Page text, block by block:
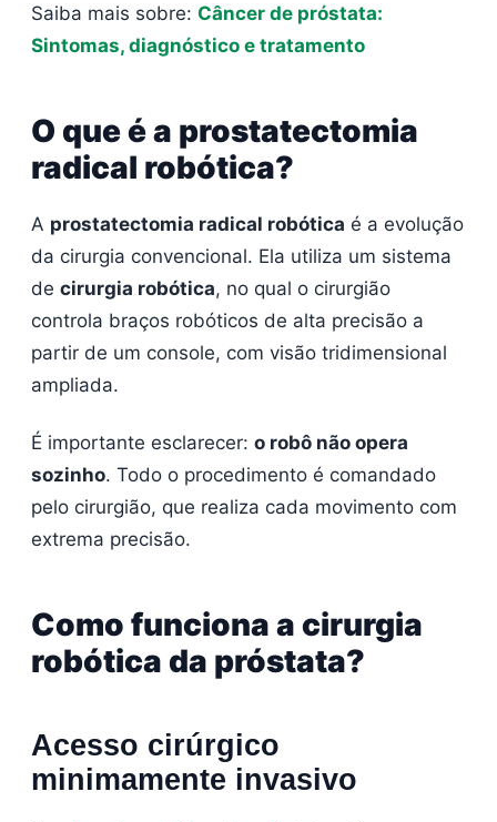
Saiba mais sobre: Câncer de próstata:
Sintomas, diagnóstico e tratamento
O que é a prostatectomia
radical robótica?
A prostatectomia radical robótica é a evolução
da cirurgia convencional. Ela utiliza um sistema
de cirurgia robótica, no qual o cirurgião
controla braços robóticos de alta precisão a
partir de um console, com visão tridimensional
ampliada.
É importante esclarecer: o robô não opera
sozinho. Todo o procedimento é comandado
pelo cirurgião, que realiza cada movimento com
extrema precisão.
Como funciona a cirurgia
robótica da próstata?
Acesso cirúrgico
minimamente invasivo